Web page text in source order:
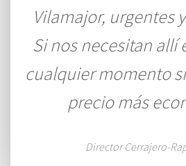
Vilamajor, urgentes
Si nos necesitan allí
cualquier momento
precio más
Director Cerrajero-